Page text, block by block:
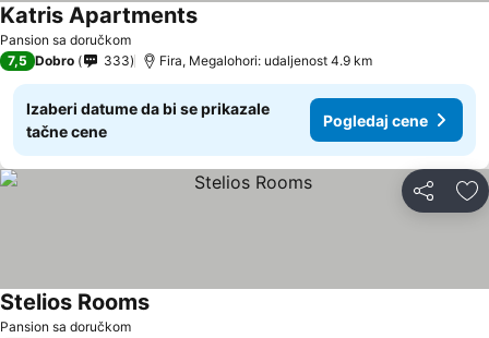
Pansion sa doručkom
Katris Apartments
7,5 Dobro 333 Fira, Megalohori: udaljenost 4.9 km
Izaberi datume da bi se prikazale
tačne cene
Pogledaj cene
Deli
Pansion sa doručkom
Stelios Rooms